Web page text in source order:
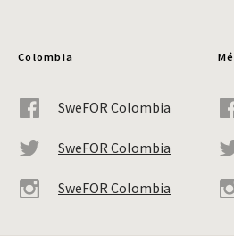
Colombia
SweFOR Colombia
SweFOR Colombia
SweFOR Colombia